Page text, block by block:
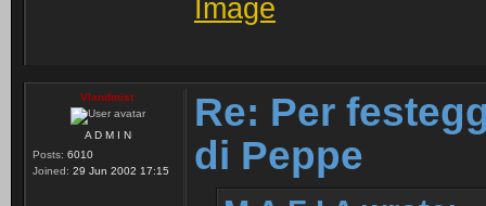
Vlandmist
A D M I N
Posts: 6010
Joined: 29 Jun 2002 17:15
Re: Per
di Peppe